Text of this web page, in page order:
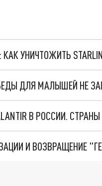
УНИЧТОЖИТЬ
ДЛЯ МАЛЫШЕЙ НЕ